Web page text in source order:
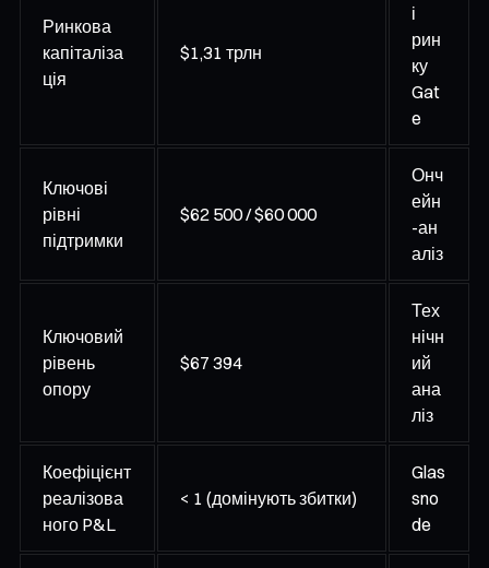
Ринкова
капіталіза
ція
$1,31 трлн
і
рин
ку
Gat
e
Ключові
рівні
підтримки
$62 500 / $60 000
Онч
ейн
-ан
аліз
Ключовий
рівень
опору
$67 394
Тех
нічн
ий
ана
ліз
Коефіцієнт
реалізова
ного P&L
< 1 (домінують збитки)
Glas
sno
de